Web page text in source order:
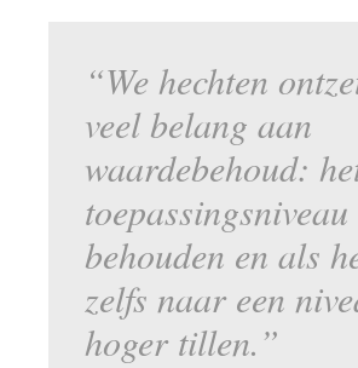
“We hechten
veel belang aan
waardebehoud:
toepassingsniveau
behouden en als
zelfs naar een
hoger tillen.”